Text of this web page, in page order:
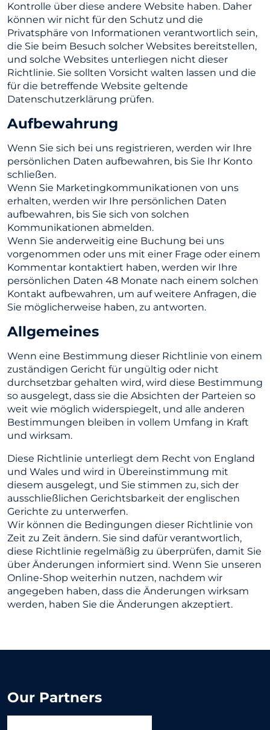
Kontrolle über diese andere Website haben. Daher
können wir nicht für den Schutz und die
Privatsphäre von Informationen verantwortlich sein,
die Sie beim Besuch solcher Websites bereitstellen,
und solche Websites unterliegen nicht dieser
Richtlinie. Sie sollten Vorsicht walten lassen und die
für die betreffende Website geltende
Datenschutzerklärung prüfen.
Aufbewahrung
Wenn Sie sich bei uns registrieren, werden wir Ihre
persönlichen Daten aufbewahren, bis Sie Ihr Konto
schließen.
Wenn Sie Marketingkommunikationen von uns
erhalten, werden wir Ihre persönlichen Daten
aufbewahren, bis Sie sich von solchen
Kommunikationen abmelden.
Wenn Sie anderweitig eine Buchung bei uns
vorgenommen oder uns mit einer Frage oder einem
Kommentar kontaktiert haben, werden wir Ihre
persönlichen Daten 48 Monate nach einem solchen
Kontakt aufbewahren, um auf weitere Anfragen, die
Sie möglicherweise haben, zu antworten.
Allgemeines
Wenn eine Bestimmung dieser Richtlinie von einem
zuständigen Gericht für ungültig oder nicht
durchsetzbar gehalten wird, wird diese Bestimmung
so ausgelegt, dass sie die Absichten der Parteien so
weit wie möglich widerspiegelt, und alle anderen
Bestimmungen bleiben in vollem Umfang in Kraft
und wirksam.
Diese Richtlinie unterliegt dem Recht von England
und Wales und wird in Übereinstimmung mit
diesem ausgelegt, und Sie stimmen zu, sich der
ausschließlichen Gerichtsbarkeit der englischen
Gerichte zu unterwerfen.
Wir können die Bedingungen dieser Richtlinie von
Zeit zu Zeit ändern. Sie sind dafür verantwortlich,
diese Richtlinie regelmäßig zu überprüfen, damit Sie
über Änderungen informiert sind. Wenn Sie unseren
Online-Shop weiterhin nutzen, nachdem wir
angegeben haben, dass die Änderungen wirksam
werden, haben Sie die Änderungen akzeptiert.
Our Partners